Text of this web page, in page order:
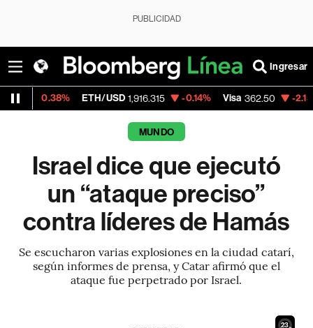
PUBLICIDAD
Ingresar
ETH/USD 1,916.315 -0.14% Visa 362.50 -2.15%
MUNDO
Israel dice que ejecutó
un “ataque preciso”
contra líderes de Hamás
Se escucharon varias explosiones en la ciudad catarí,
según informes de prensa, y Catar afirmó que el
ataque fue perpetrado por Israel.
22